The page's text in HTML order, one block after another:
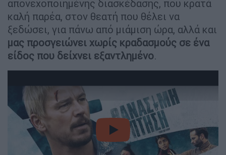
απονεχοποιημένης διασκέδασης, που κρατά
καλή παρέα, στον θεατή που θέλει να
ξεδώσει, για πάνω από μιάμιση ώρα, αλλά και
μας προσγειώνει χωρίς κραδασμούς σε ένα
είδος που δείχνει εξαντλημένο.
video